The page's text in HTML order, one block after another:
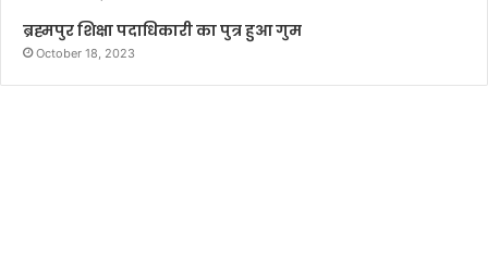
ब्रह्मपुर शिक्षा पदाधिकारी का पुत्र हुआ गुम
October 18, 2023